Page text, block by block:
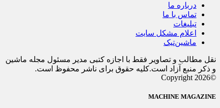
درباره ما
تماس با ما
تبلیغات
اعلام مشکل سایت
ماشین‌تیک
نقل مطالب و تصاویر فقط با اجازه کتبی مدیر مسئول مجله ماشین
و ذکر منبع آزاد است.کلیه حقوق برای ناشر محفوظ است.
©Copyright 2026
MACHINE MAGAZINE